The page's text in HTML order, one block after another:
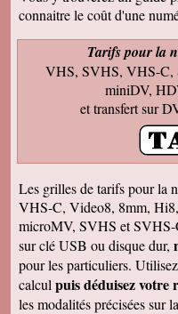
visualisations
rappellent de
ferai de la
François M
Bien reçu! Reste
bientôt pour du 8
Le colis est
de Noël, c'était
pouvoir passer à
Encore merci
de la pub si
souhaite une
vidéos à
Séverine L
J'ai reçu le colis .
Bonnes fêtes et à
travaux.
connaitre le coût d'une
Tarifs pour la
VHS, SVHS, VHS-C,
miniDV,
et transfert sur
Les grilles de tarifs pour la
VHS-C, Video8, 8mm,
microMV, SVHS et SVHS-
sur clé USB ou disque dur,
pour les particuliers.
calcul puis déduisez votre
les modalités précisées sur